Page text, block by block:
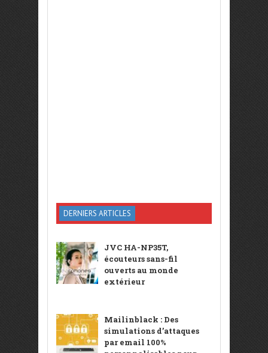
DERNIERS ARTICLES
JVC HA-NP35T,
écouteurs sans-fil
ouverts au monde
extérieur
Mailinblack : Des
simulations d’attaques
par email 100%